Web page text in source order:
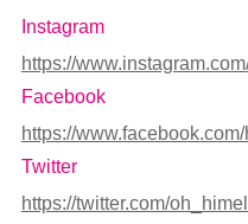
Instagram
https://
Facebook
https://
Twitter
https://twitter.com/